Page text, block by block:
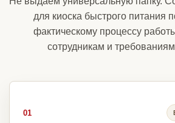
для киоска быстрого питания
фактическому процессу
сотрудникам и
01